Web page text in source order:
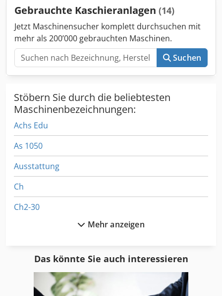
Gebrauchte Kaschieranlagen (14)
Jetzt Maschinensucher komplett durchsuchen mit
mehr als 200’000 gebrauchten Maschinen.
Suchen
Stöbern Sie durch die beliebtesten
Maschinenbezeichnungen:
Achs Edu
As 1050
Ausstattung
Ch
Ch2-30
Gl 172
Mehr anzeigen
Das könnte Sie auch interessieren